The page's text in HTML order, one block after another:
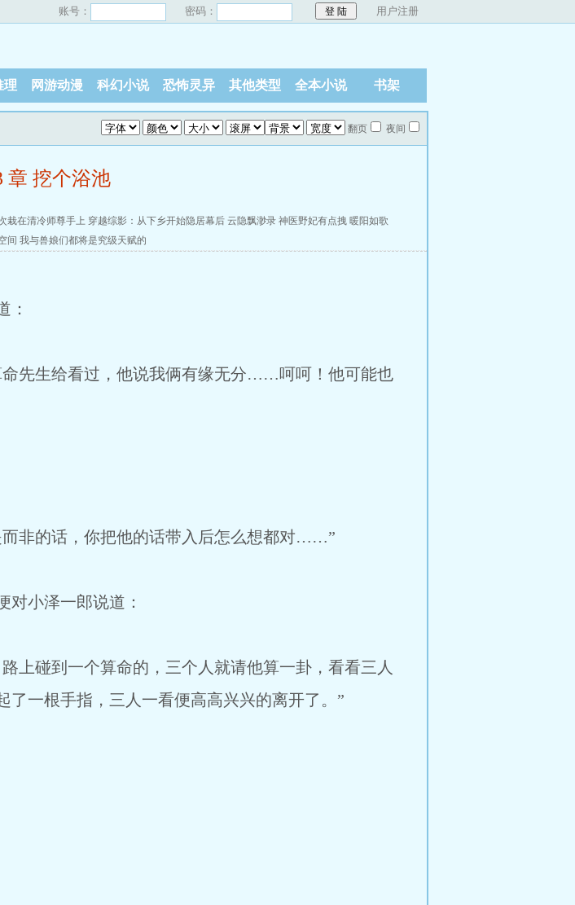
账号： 密码： 用户注册
理 网游动漫 科幻小说 恐怖灵异 其他类型 全本小说 书架
翻页 夜间
章 挖个浴池
栽在清冷师尊手上 穿越综影：从下乡开始隐居幕后 云隐飘渺录 神医野妃有点拽 暖阳如歌
间 我与兽娘们都将是究级天赋的
：
先生给看过，他说我俩有缘无分……呵呵！他可能也
非的话，你把他的话带入后怎么想都对……”
对小泽一郎说道：
上碰到一个算命的，三个人就请他算一卦，看看三人
一根手指，三人一看便高高兴兴的离开了。”